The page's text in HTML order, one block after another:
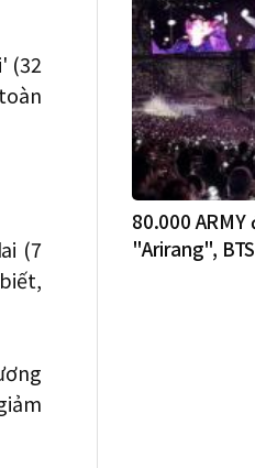
(32
(7
80.000
"Arirang",